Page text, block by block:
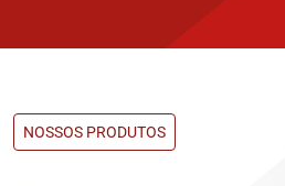
NOSSOS PRODUTOS